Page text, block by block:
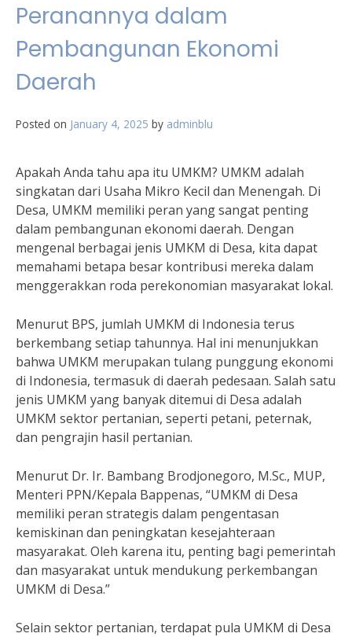
Peranannya dalam
Pembangunan Ekonomi
Daerah
Posted on January 4, 2025 by adminblu
Apakah Anda tahu apa itu UMKM? UMKM adalah
singkatan dari Usaha Mikro Kecil dan Menengah. Di
Desa, UMKM memiliki peran yang sangat penting
dalam pembangunan ekonomi daerah. Dengan
mengenal berbagai jenis UMKM di Desa, kita dapat
memahami betapa besar kontribusi mereka dalam
menggerakkan roda perekonomian masyarakat lokal.
Menurut BPS, jumlah UMKM di Indonesia terus
berkembang setiap tahunnya. Hal ini menunjukkan
bahwa UMKM merupakan tulang punggung ekonomi
di Indonesia, termasuk di daerah pedesaan. Salah satu
jenis UMKM yang banyak ditemui di Desa adalah
UMKM sektor pertanian, seperti petani, peternak,
dan pengrajin hasil pertanian.
Menurut Dr. Ir. Bambang Brodjonegoro, M.Sc., MUP,
Menteri PPN/Kepala Bappenas, “UMKM di Desa
memiliki peran strategis dalam pengentasan
kemiskinan dan peningkatan kesejahteraan
masyarakat. Oleh karena itu, penting bagi pemerintah
dan masyarakat untuk mendukung perkembangan
UMKM di Desa.”
Selain sektor pertanian, terdapat pula UMKM di Desa